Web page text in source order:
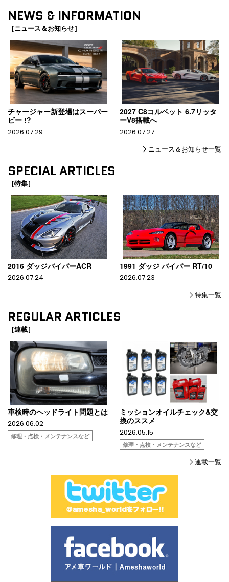
NEWS & INFORMATION
［ニュース＆お知らせ］
チャージャー新登場はスーパー
ビー !?
2026.07.29
2027 C8コルベット 6.7リッタ
ーV8搭載へ
2026.07.27
ニュース＆お知らせ一覧
SPECIAL ARTICLES
［特集］
2016 ダッジバイパーACR
2026.07.24
1991 ダッジ バイパー RT/10
2026.07.23
特集一覧
REGULAR ARTICLES
［連載］
車検時のヘッドライト問題とは
2026.06.02
修理・点検・メンテナンスなど
ミッションオイルチェック&交
換のススメ
2026.05.15
修理・点検・メンテナンスなど
連載一覧